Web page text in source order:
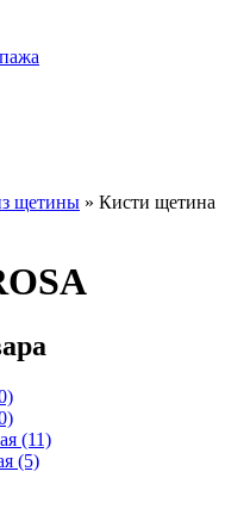
щетины » Кисти щетина
(11)
(5)